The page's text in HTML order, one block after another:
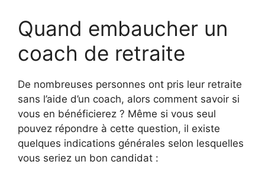
Quand embaucher un
coach de retraite
De nombreuses personnes ont pris leur retraite
sans l’aide d’un coach, alors comment savoir si
vous en bénéficierez ? Même si vous seul
pouvez répondre à cette question, il existe
quelques indications générales selon lesquelles
vous seriez un bon candidat :